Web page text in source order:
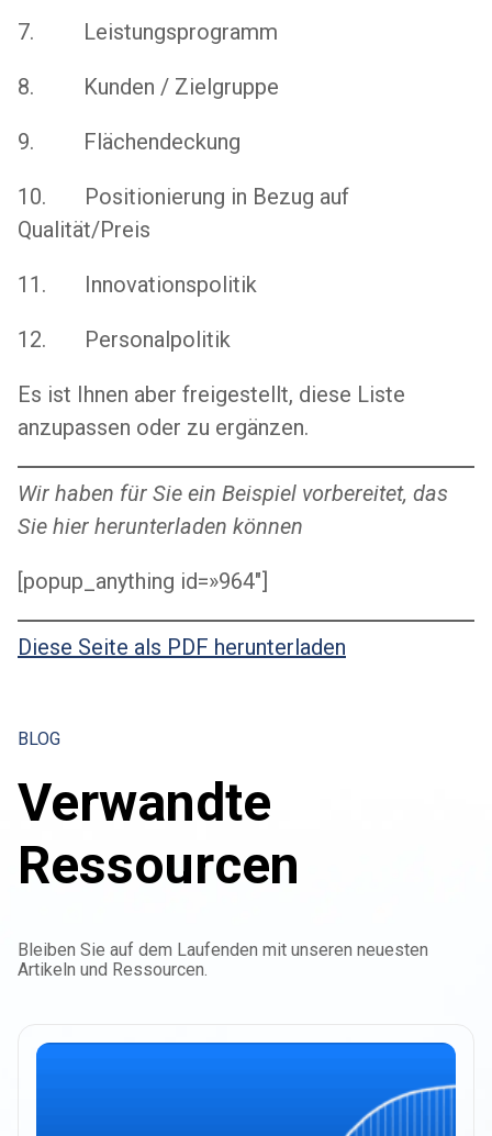
7. Leistungsprogramm
8. Kunden / Zielgruppe
9. Flächendeckung
10. Positionierung in Bezug auf
Qualität/Preis
11. Innovationspolitik
12. Personalpolitik
Es ist Ihnen aber freigestellt, diese Liste
anzupassen oder zu ergänzen.
Wir haben für Sie ein Beispiel vorbereitet, das
Sie hier herunterladen können
[popup_anything id=»964″]
Diese Seite als PDF herunterladen
BLOG
Verwandte
Ressourcen
Bleiben Sie auf dem Laufenden mit unseren neuesten
Artikeln und Ressourcen.